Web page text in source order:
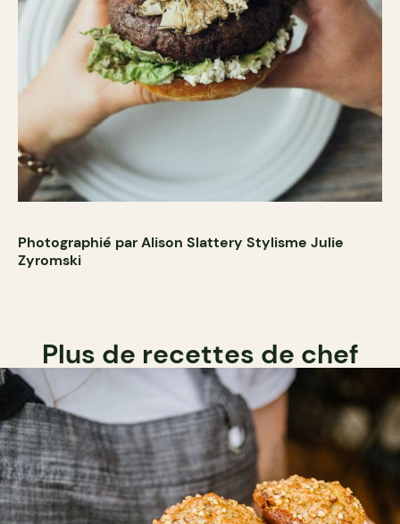
Photographié par Alison Slattery Stylisme Julie
Zyromski
Plus de recettes de chef